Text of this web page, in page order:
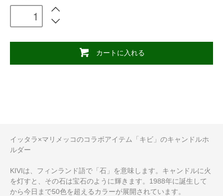
カートに入れる
イッタラ×マリメッコのコラボアイテム「キビ」のキャンドルホ
ルダー
KIVIは、フィンランド語で「石」を意味します。キャンドルに火
を灯すと、その石は宝石のように輝きます。1988年に誕生して
から今日まで50色を超えるカラーが展開されています。